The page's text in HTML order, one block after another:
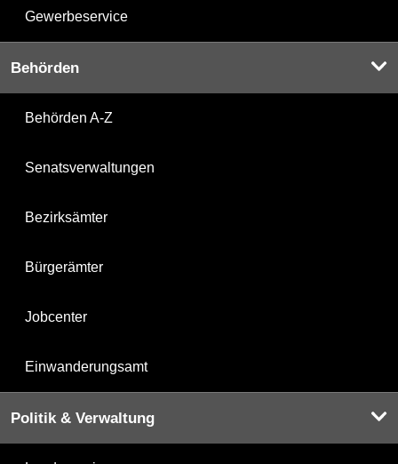
Gewerbeservice
Behörden
Behörden A-Z
Senatsverwaltungen
Bezirksämter
Bürgerämter
Jobcenter
Einwanderungsamt
Politik & Verwaltung